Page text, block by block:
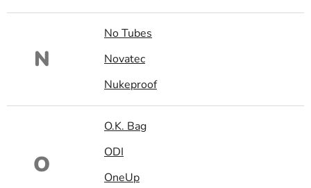
N
No Tubes
Novatec
Nukeproof
O
O.K. Bag
ODI
OneUp